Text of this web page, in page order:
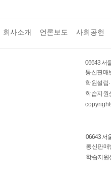
회사소개 언론보도 사회공헌
06643 서
통신판매
학원설립
학습지원
06643 서
통신판매
학습지원